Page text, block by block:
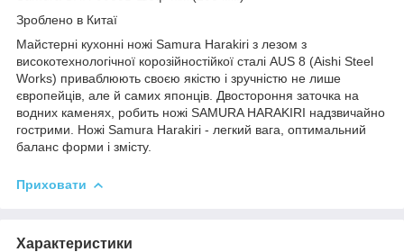
Зроблено в Китаї
Майстерні кухонні ножі Samura Harakiri з лезом з
високотехнологічної корозійностійкої сталі AUS 8 (Aishi Steel
Works) приваблюють своєю якістю і зручністю не лише
європейців, але й самих японців. Двостороння заточка на
водних каменях, робить ножі SAMURA HARAKIRI надзвичайно
гострими. Ножі Samura Harakiri - легкий вага, оптимальний
баланс форми і змісту.
Приховати
Характеристики